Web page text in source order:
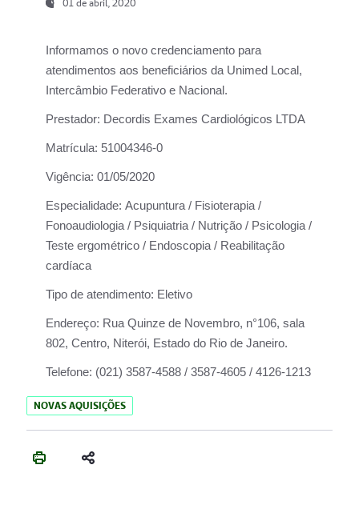
01 de abril, 2020
Informamos o novo credenciamento para
atendimentos aos beneficiários da Unimed Local,
Intercâmbio Federativo e Nacional.
Prestador: Decordis Exames Cardiológicos LTDA
Matrícula: 51004346-0
Vigência: 01/05/2020
Especialidade: Acupuntura / Fisioterapia /
Fonoaudiologia / Psiquiatria / Nutrição / Psicologia /
Teste ergométrico / Endoscopia / Reabilitação
cardíaca
Tipo de atendimento: Eletivo
Endereço: Rua Quinze de Novembro, n°106, sala
802, Centro, Niterói, Estado do Rio de Janeiro.
Telefone: (021) 3587-4588 / 3587-4605 / 4126-1213
NOVAS AQUISIÇÕES